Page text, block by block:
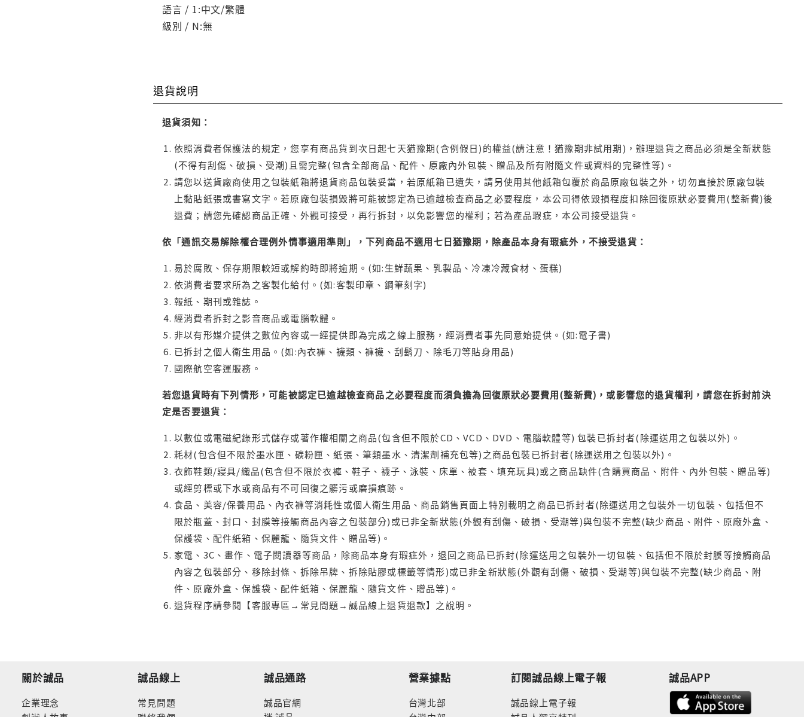
語言 / 1:中文/繁體
級別 / N:無
退貨說明
退貨須知：
依照消費者保護法的規定，您享有商品貨到次日起七天猶豫期(含例假日)的權益(請注意！猶豫期非試用期)，辦理退貨之商品必須是全新狀態
(不得有刮傷、破損、受潮)且需完整(包含全部商品、配件、原廠內外包裝、贈品及所有附隨文件或資料的完整性等)。
請您以送貨廠商使用之包裝紙箱將退貨商品包裝妥當，若原紙箱已遺失，請另使用其他紙箱包覆於商品原廠包裝之外，切勿直接於原廠包裝
上黏貼紙張或書寫文字。若原廠包裝損毀將可能被認定為已逾越檢查商品之必要程度，本公司得依毀損程度扣除回復原狀必要費用(整新費)後
退費；請您先確認商品正確、外觀可接受，再行拆封，以免影響您的權利；若為產品瑕疵，本公司接受退貨。
依「通訊交易解除權合理例外情事適用準則」，下列商品不適用七日猶豫期，除產品本身有瑕疵外，不接受退貨：
易於腐敗、保存期限較短或解約時即將逾期。(如:生鮮蔬果、乳製品、冷凍冷藏食材、蛋糕)
依消費者要求所為之客製化給付。(如:客製印章、鋼筆刻字)
報紙、期刊或雜誌。
經消費者拆封之影音商品或電腦軟體。
非以有形媒介提供之數位內容或一經提供即為完成之線上服務，經消費者事先同意始提供。(如:電子書)
已拆封之個人衛生用品。(如:內衣褲、襪類、褲襪、刮鬍刀、除毛刀等貼身用品)
國際航空客運服務。
若您退貨時有下列情形，可能被認定已逾越檢查商品之必要程度而須負擔為回復原狀必要費用(整新費)，或影響您的退貨權利，請您在拆封前決
定是否要退貨：
以數位或電磁紀錄形式儲存或著作權相關之商品(包含但不限於CD、VCD、DVD、電腦軟體等) 包裝已拆封者(除運送用之包裝以外)。
耗材(包含但不限於墨水匣、碳粉匣、紙張、筆類墨水、清潔劑補充包等)之商品包裝已拆封者(除運送用之包裝以外)。
衣飾鞋類/寢具/織品(包含但不限於衣褲、鞋子、襪子、泳裝、床單、被套、填充玩具)或之商品缺件(含購買商品、附件、內外包裝、贈品等)
或經剪標或下水或商品有不可回復之髒污或磨損痕跡。
食品、美容/保養用品、內衣褲等消耗性或個人衛生用品、商品銷售頁面上特別載明之商品已拆封者(除運送用之包裝外一切包裝、包括但不
限於瓶蓋、封口、封膜等接觸商品內容之包裝部分)或已非全新狀態(外觀有刮傷、破損、受潮等)與包裝不完整(缺少商品、附件、原廠外盒、
保護袋、配件紙箱、保麗龍、隨貨文件、贈品等)。
家電、3C、畫作、電子閱讀器等商品，除商品本身有瑕疵外，退回之商品已拆封(除運送用之包裝外一切包裝、包括但不限於封膜等接觸商品
內容之包裝部分、移除封條、拆除吊牌、拆除貼膠或標籤等情形)或已非全新狀態(外觀有刮傷、破損、受潮等)與包裝不完整(缺少商品、附
件、原廠外盒、保護袋、配件紙箱、保麗龍、隨貨文件、贈品等)。
退貨程序請參閱【客服專區→常見問題→誠品線上退貨退款】之說明。
關於誠品
企業理念
誠品線上
常見問題
誠品通路
誠品官網
營業據點
台灣北部
訂閱誠品線上電子報
誠品線上電子報
誠品APP